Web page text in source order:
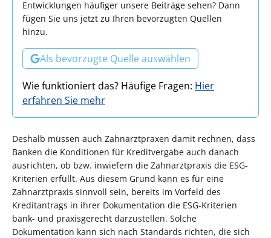
Entwicklungen häufiger unsere Beiträge sehen? Dann
fügen Sie uns jetzt zu Ihren bevorzugten Quellen
hinzu.
Als bevorzugte Quelle auswählen
Wie funktioniert das? Häufige Fragen: Hier
erfahren Sie mehr
Deshalb müssen auch Zahnarztpraxen damit rechnen, dass
Banken die Konditionen für Kreditvergabe auch danach
ausrichten, ob bzw. inwiefern die Zahnarztpraxis die ESG-
Kriterien erfüllt. Aus diesem Grund kann es für eine
Zahnarztpraxis sinnvoll sein, bereits im Vorfeld des
Kreditantrags in ihrer Dokumentation die ESG-Kriterien
bank- und praxisgerecht darzustellen. Solche
Dokumentation kann sich nach Standards richten, die sich